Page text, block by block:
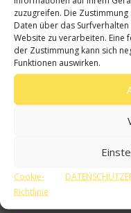
zuzugreifen. Die
Daten über das
Website zu verarbeiten.
der Zustimmung kann sich
Funktionen auswirken.
Cookie-
Richtlinie
schwacher Hitze
eingedickt ist.
Die Bravas-
servieren.
Zutaten
Für die Kartoffeln